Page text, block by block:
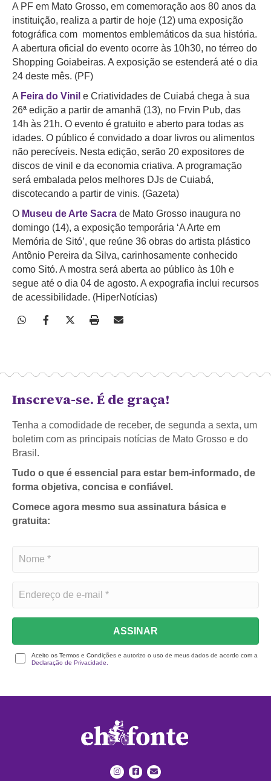
A PF em Mato Grosso, em comemoração aos 80 anos da
instituição, realiza a partir de hoje (12) uma exposição
fotográfica com momentos emblemáticos da sua história.
A abertura oficial do evento ocorre às 10h30, no térreo do
Shopping Goiabeiras. A exposição se estenderá até o dia
24 deste mês. (PF)
A Feira do Vinil e Criatividades de Cuiabá chega à sua
26ª edição a partir de amanhã (13), no Frvin Pub, das
14h às 21h. O evento é gratuito e aberto para todas as
idades. O público é convidado a doar livros ou alimentos
não perecíveis. Nesta edição, serão 20 expositores de
discos de vinil e da economia criativa. A programação
será embalada pelos melhores DJs de Cuiabá,
discotecando a partir de vinis. (Gazeta)
O Museu de Arte Sacra de Mato Grosso inaugura no
domingo (14), a exposição temporária ‘A Arte em
Memória de Sitó’, que reúne 36 obras do artista plástico
Antônio Pereira da Silva, carinhosamente conhecido
como Sitó. A mostra será aberta ao público às 10h e
segue até o dia 04 de agosto. A expografia inclui recursos
de acessibilidade. (HiperNotícias)
Inscreva-se. É de graça!
Tenha a comodidade de receber, de segunda a sexta, um
boletim com as principais notícias de Mato Grosso e do
Brasil.
Tudo o que é essencial para estar bem-informado, de
forma objetiva, concisa e confiável.
Comece agora mesmo sua assinatura básica e
gratuita:
ASSINAR
Aceito os Termos e Condições e autorizo o uso de meus dados de acordo com a
Declaração de Privacidade.